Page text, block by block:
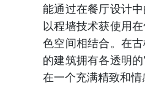
能通过在餐厅设计
以程墙技术获使用
色空间相结合。在
的建筑拥有各透明
在一个充满精致和情